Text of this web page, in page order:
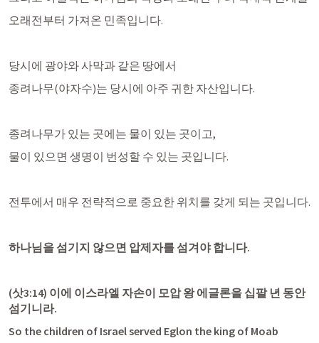
오래전부터 가져온 민족입니다.
당시에 광야와 사막과 같은 땅에서
종려나무(야자수)는 당시에 아주 귀한 자산입니다.
종려나무가 있는 곳에는 물이 있는 곳이고,
물이 있으면 생명이 번성할 수 있는 곳입니다.
전투에서 매우 전략적으로 중요한 위치를 갖게 되는 곳입니다.
하나님을 섬기지 않으면 압제자를 섬겨야 합니다.
(삿3:14) 이에 이스라엘 자손이 모압 왕 에글론을 십팔 년 동안
섬기니라.
So the children of Israel served Eglon the king of Moab